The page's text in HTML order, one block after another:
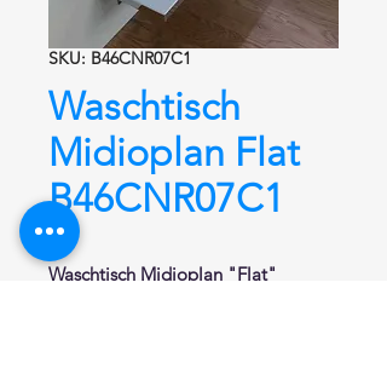
SKU: B46CNR07C1
Waschtisch
Midioplan Flat
B46CNR07C1
Waschtisch Midioplan "Flat"